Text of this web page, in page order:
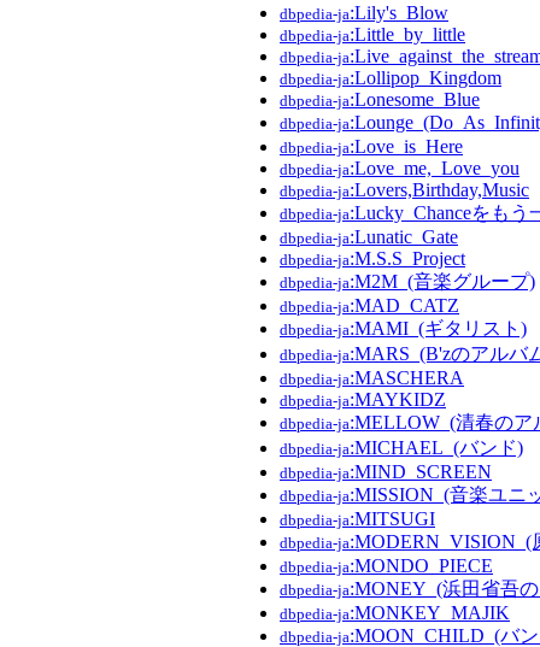
dbpedia-ja:Lily's_Blow
dbpedia-ja:Little_by_little
dbpedia-ja
dbpedia-ja:Lollipop_Kingdom
dbpedia-ja:Lonesome_Blue
dbpedia-ja
dbpedia-ja:Love_is_Here
dbpedia-ja:Love_me,_Love_you
dbpedia-ja:Lovers,Birthday,Music
dbpedia-ja:Lucky_Chanceをもう
dbpedia-ja:Lunatic_Gate
dbpedia-ja:M.S.S_Project
dbpedia-ja:M2M_(音楽グループ)
dbpedia-ja:MAD_CATZ
dbpedia-ja:MAMI_(ギタリスト)
dbpedia-ja:MARS_(B'zのアルバ
dbpedia-ja:MASCHERA
dbpedia-ja:MAYKIDZ
dbpedia-ja:MELLOW_(清春のア
dbpedia-ja:MICHAEL_(バンド)
dbpedia-ja:MIND_SCREEN
dbpedia-ja:MISSION_(音楽ユニ
dbpedia-ja:MITSUGI
dbpedia-ja
dbpedia-ja:MONDO_PIECE
dbpedia-ja:MONEY_(浜田省吾
dbpedia-ja:MONKEY_MAJIK
dbpedia-ja:MOON_CHILD_(バ